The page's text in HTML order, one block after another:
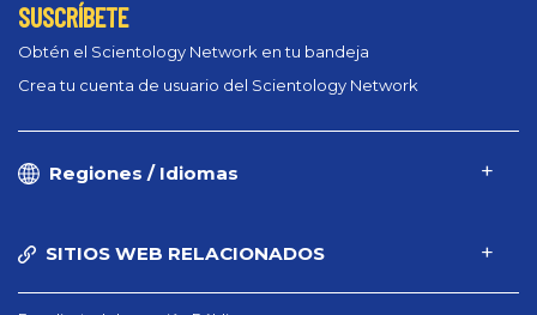
SUSCRÍBETE
Obtén el Scientology Network en tu bandeja
Crea tu cuenta de usuario del Scientology Network
Regiones / Idiomas
SITIOS WEB RELACIONADOS